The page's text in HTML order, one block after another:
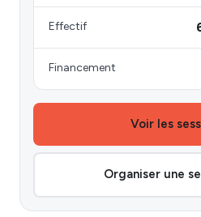
Effectif
Financement
Voir les
Organiser une